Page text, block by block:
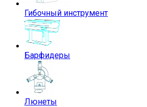
Гибочный инструмент
Барфидеры
Люнеты